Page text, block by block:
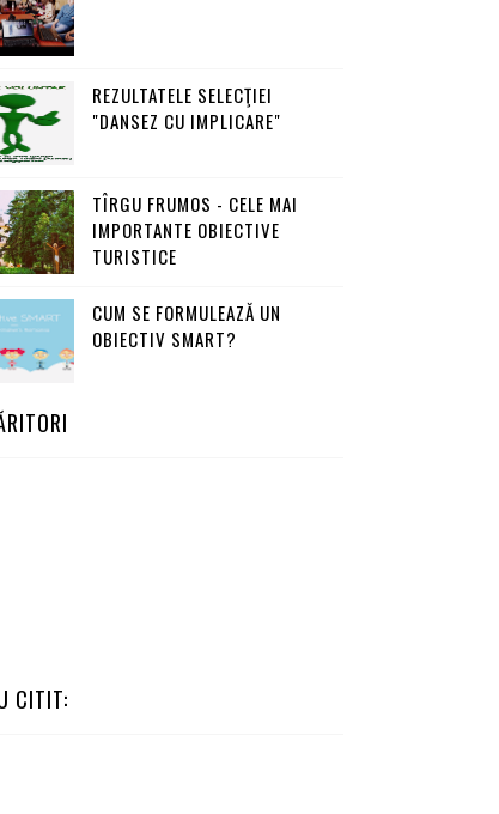
REZULTATELE SELECŢIEI
"DANSEZ CU IMPLICARE"
TÎRGU FRUMOS - CELE MAI
IMPORTANTE OBIECTIVE
TURISTICE
CUM SE FORMULEAZĂ UN
OBIECTIV SMART?
CITIT: